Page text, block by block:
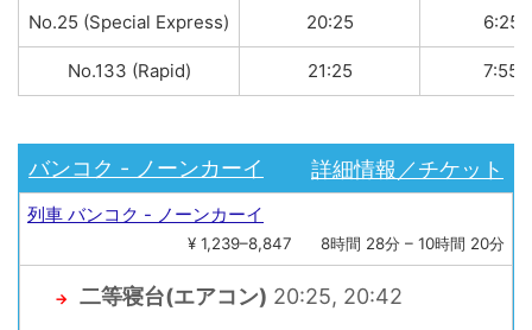
No.25 (Special Express) 20:25 6:25
No.133 (Rapid) 21:25 7:55
バンコク - ノーンカーイ 詳細情報／チケット
列車 バンコク - ノーンカーイ
¥ 1,239–8,847 8時間 28分 – 10時間 20分
→ 二等寝台(エアコン) 20:25, 20:42